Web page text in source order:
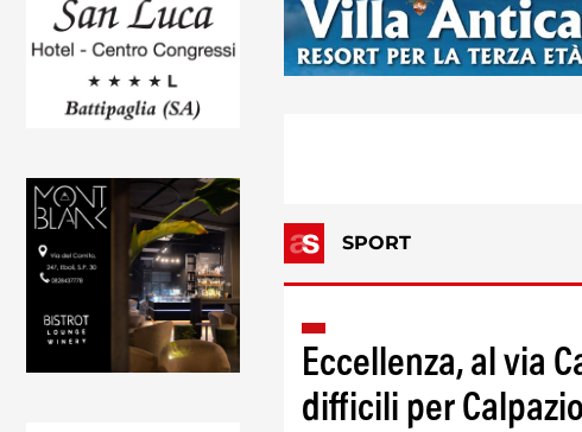
SPORT
Eccellenza, al via
difficili per